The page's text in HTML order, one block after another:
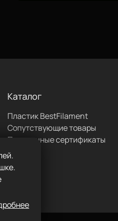
Каталог
Пластик BestFilament
Сопутствующие товары
Подарочные сертификаты